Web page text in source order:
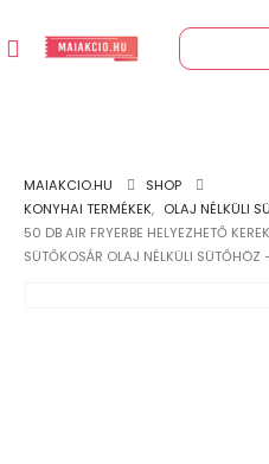
MAIAKCIO.HU
SHOP
KONYHAI TERMÉKEK, OLAJ NÉLKÜLI
50 DB AIR FRYERBE HELYEZHETŐ
SÜTŐKOSÁR OLAJ NÉLKÜLI